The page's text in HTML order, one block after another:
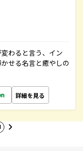
わると言う、イン
せる名言と癒やしの
詳細を見る